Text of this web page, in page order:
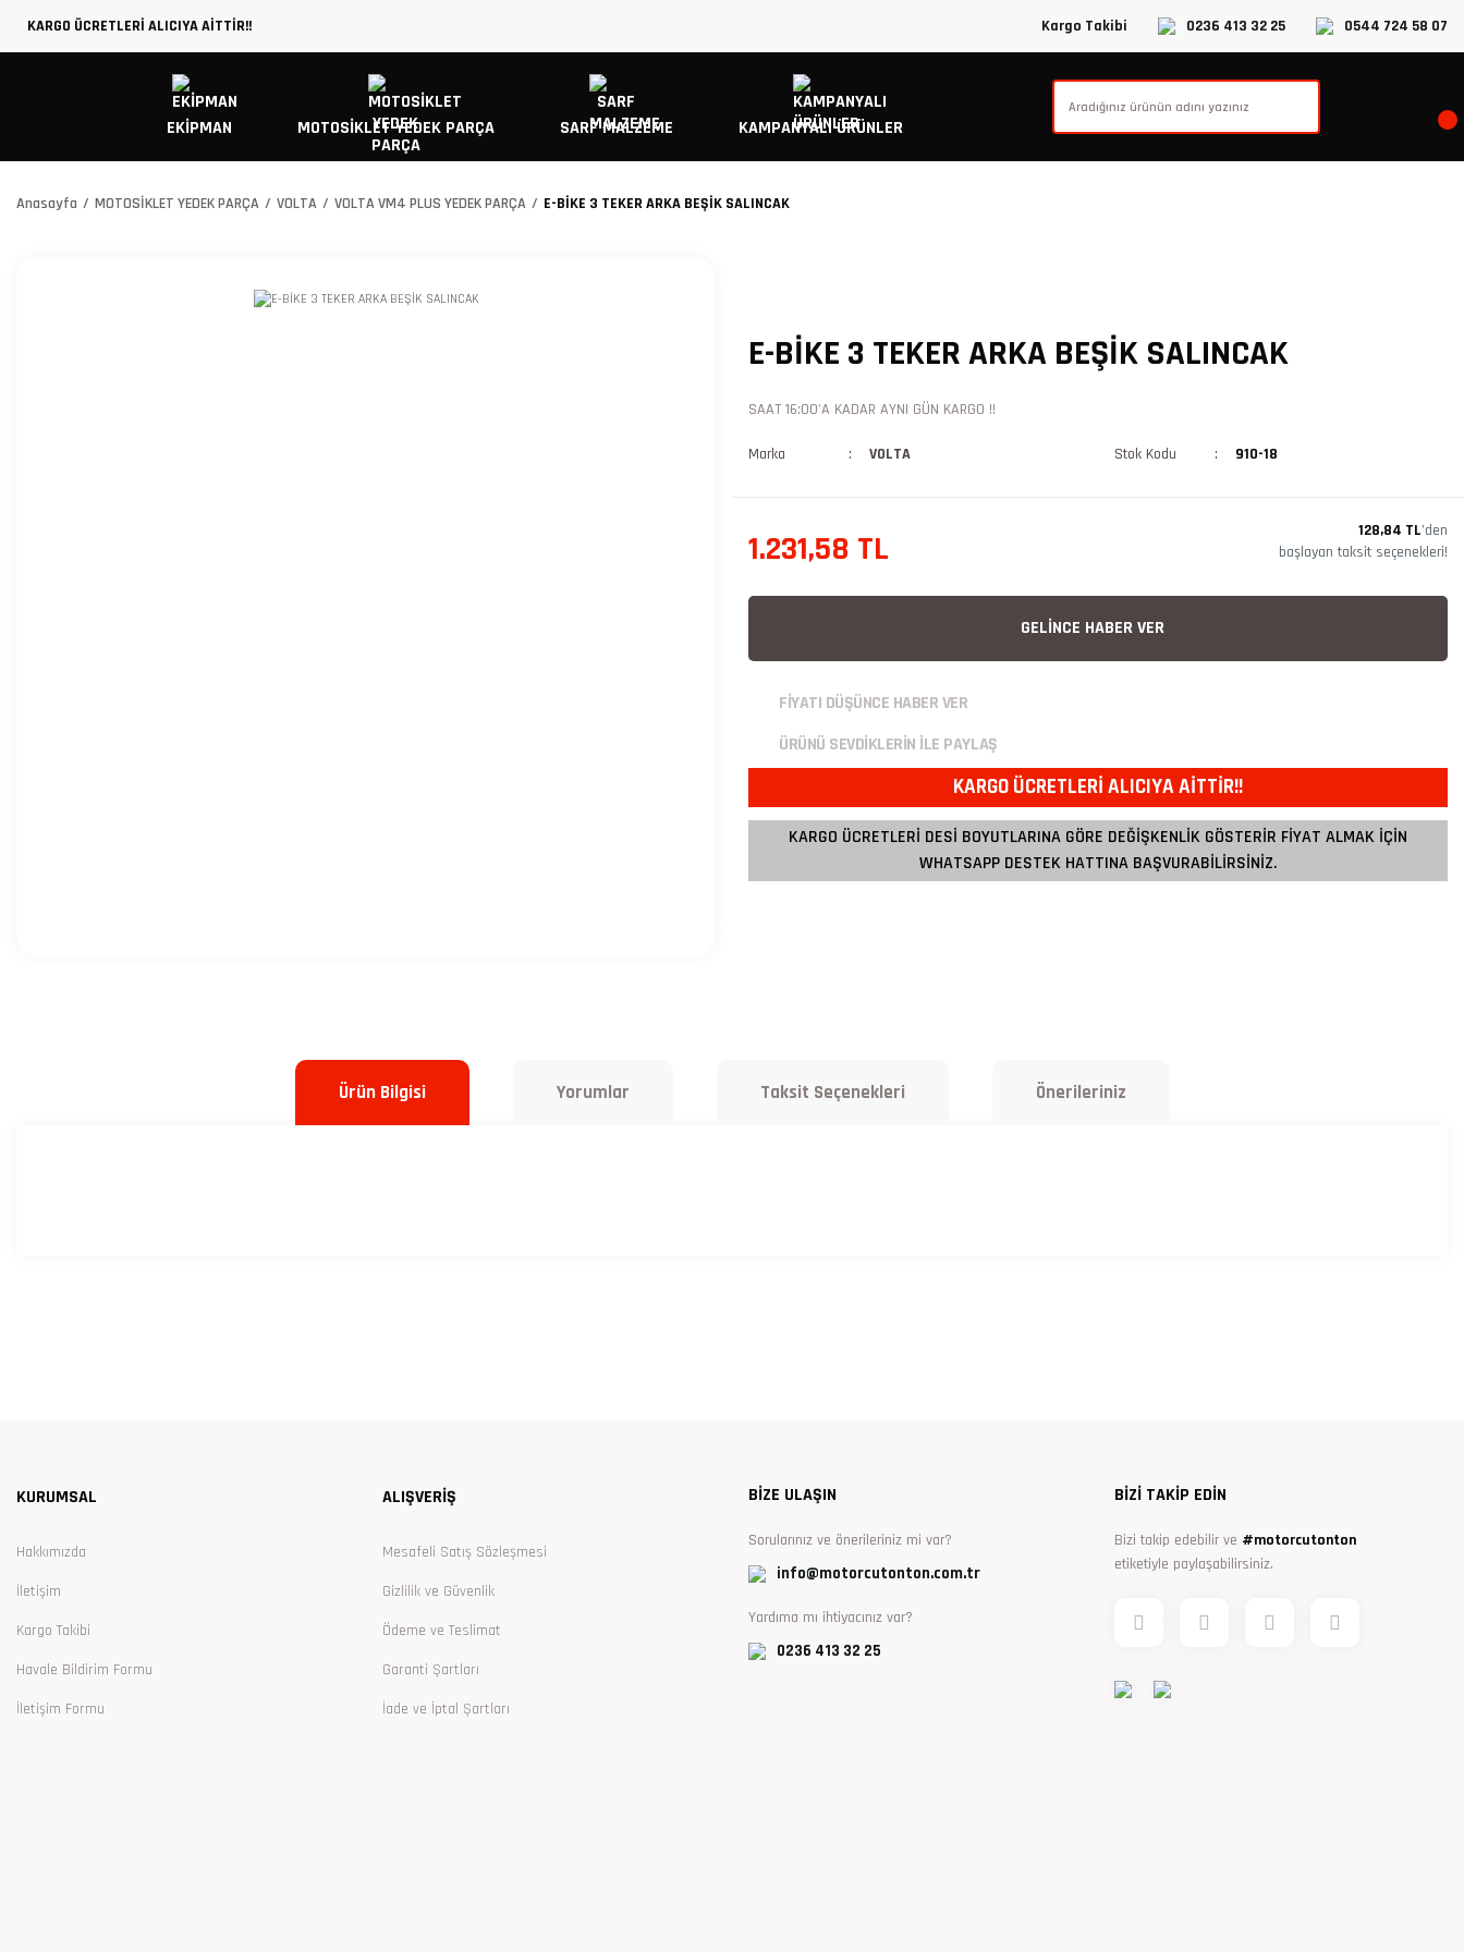
KARGO ÜCRETLERİ ALICIYA AİTTİR!! Kargo Takibi 0236 413 32 25 0544 724 58 07
EKİPMAN MOTOSİKLET YEDEK PARÇA SARF MALZEME KAMPANYALI ÜRÜNLER
Anasayfa MOTOSİKLET YEDEK PARÇA VOLTA VOLTA VM4 PLUS YEDEK PARÇA E-BİKE 3 TEKER ARKA BEŞİK SALINCAK
E-BİKE 3 TEKER ARKA BEŞİK SALINCAK
SAAT 16:00'A KADAR AYNI GÜN KARGO !!
Marka VOLTA Stok Kodu 910-18
1.231,58 TL 128,84 TL’den
başlayan taksit seçenekleri!
GELİNCE HABER VER
FİYATI DÜŞÜNCE HABER VER
ÜRÜNÜ SEVDİKLERİN İLE PAYLAŞ
KARGO ÜCRETLERİ ALICIYA AİTTİR!!
KARGO ÜCRETLERİ DESİ BOYUTLARINA GÖRE DEĞİŞKENLİK GÖSTERİR FİYAT ALMAK İÇİN
WHATSAPP DESTEK HATTINA BAŞVURABİLİRSİNİZ.
Ürün Bilgisi Yorumlar Taksit Seçenekleri Önerileriniz
KURUMSAL
Hakkımızda
İletişim
Kargo Takibi
Havale Bildirim Formu
İletişim Formu
ALIŞVERİŞ
Mesafeli Satış Sözleşmesi
Gizlilik ve Güvenlik
Ödeme ve Teslimat
Garanti Şartları
İade ve İptal Şartları
BİZE ULAŞIN
Sorularınız ve önerileriniz mi var?
info@motorcutonton.com.tr
Yardıma mı ihtiyacınız var?
0236 413 32 25
BİZİ TAKİP EDİN
Bizi takip edebilir ve #motorcutonton
etiketiyle paylaşabilirsiniz.